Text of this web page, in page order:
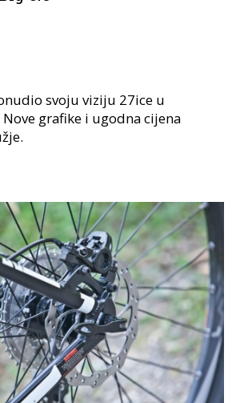
svoju viziju 27ice u
grafike i ugodna cijena